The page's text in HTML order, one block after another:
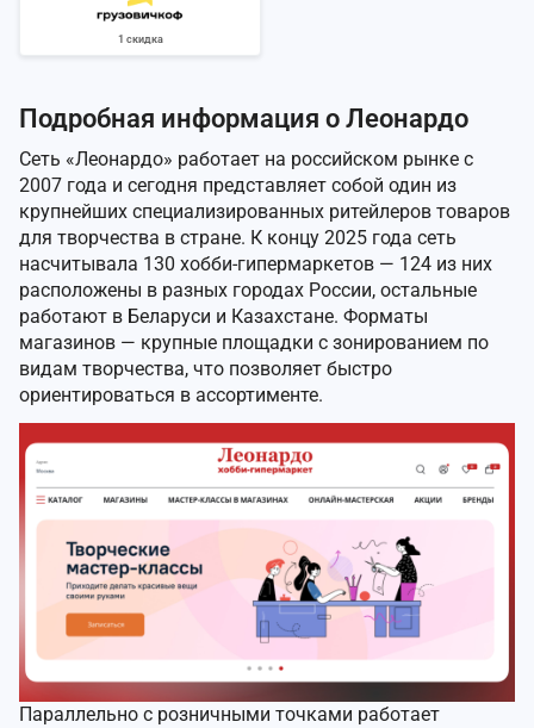
1 скидка
Подробная информация о Леонардо
Сеть «Леонардо» работает на российском рынке с
2007 года и сегодня представляет собой один из
крупнейших специализированных ритейлеров товаров
для творчества в стране. К концу 2025 года сеть
насчитывала 130 хобби-гипермаркетов — 124 из них
расположены в разных городах России, остальные
работают в Беларуси и Казахстане. Форматы
магазинов — крупные площадки с зонированием по
видам творчества, что позволяет быстро
ориентироваться в ассортименте.
Параллельно с розничными точками работает